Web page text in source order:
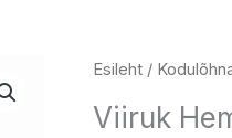
Esileht/
Viiruk oli:
Viiruk
Kaitse